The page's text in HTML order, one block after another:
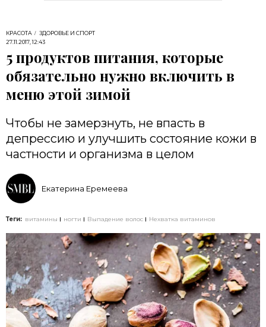
КРАСОТА
ЗДОРОВЬЕ И СПОРТ
27.11.2017, 12:43
5 продуктов питания, которые
обязательно нужно включить в
меню этой зимой
Чтобы не замерзнуть, не впасть в
депрессию и улучшить состояние кожи в
частности и организма в целом
Екатерина Еремеева
Теги: витамины ногти Выпадение волос Нехватка витаминов